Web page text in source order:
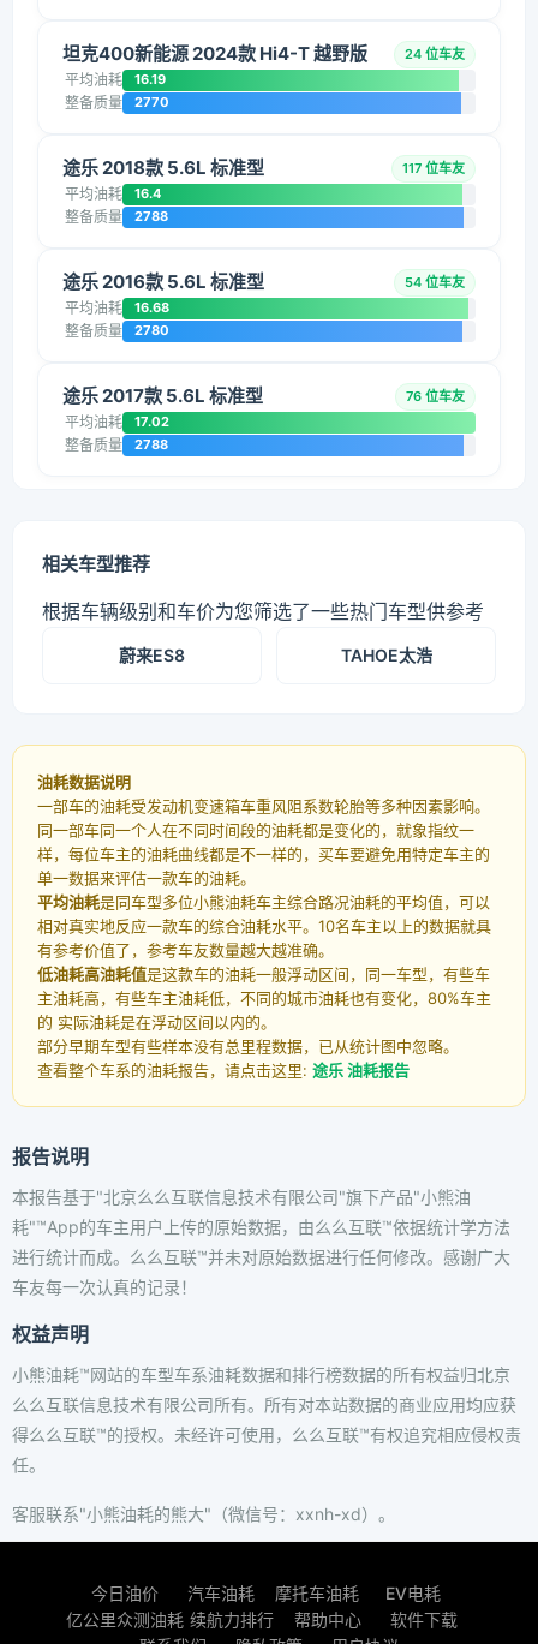
坦克400新能源 2024款 Hi4-T 越野版 24 位车友
平均油耗 16.19
整备质量 2770
途乐 2018款 5.6L 标准型 117 位车友
平均油耗 16.4
整备质量 2788
途乐 2016款 5.6L 标准型 54 位车友
平均油耗 16.68
整备质量 2780
途乐 2017款 5.6L 标准型 76 位车友
平均油耗 17.02
整备质量 2788
相关车型推荐
根据车辆级别和车价为您筛选了一些热门车型供参考
蔚来ES8 TAHOE太浩
油耗数据说明
一部车的油耗受发动机变速箱车重风阻系数轮胎等多种因素影响。
同一部车同一个人在不同时间段的油耗都是变化的，就象指纹一
样，每位车主的油耗曲线都是不一样的，买车要避免用特定车主的
单一数据来评估一款车的油耗。
平均油耗是同车型多位小熊油耗车主综合路况油耗的平均值，可以
相对真实地反应一款车的综合油耗水平。10名车主以上的数据就具
有参考价值了，参考车友数量越大越准确。
低油耗高油耗值是这款车的油耗一般浮动区间，同一车型，有些车
主油耗高，有些车主油耗低，不同的城市油耗也有变化，80%车主
的 实际油耗是在浮动区间以内的。
部分早期车型有些样本没有总里程数据，已从统计图中忽略。
查看整个车系的油耗报告，请点击这里: 途乐 油耗报告
报告说明
本报告基于"北京么么互联信息技术有限公司"旗下产品"小熊油
耗"™App的车主用户上传的原始数据，由么么互联™依据统计学方法
进行统计而成。么么互联™并未对原始数据进行任何修改。感谢广大
车友每一次认真的记录！
权益声明
小熊油耗™网站的车型车系油耗数据和排行榜数据的所有权益归北京
么么互联信息技术有限公司所有。所有对本站数据的商业应用均应获
得么么互联™的授权。未经许可使用，么么互联™有权追究相应侵权责
任。
客服联系"小熊油耗的熊大"（微信号：xxnh-xd）。
今日油价 汽车油耗 摩托车油耗
EV电耗
亿公里众测油耗 续航力排行 帮助中心
软件下载